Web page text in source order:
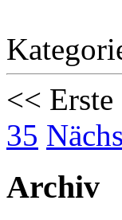
<< Erste
35
Archiv